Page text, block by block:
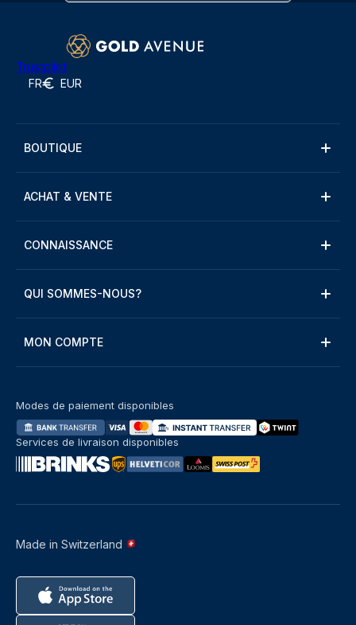
Trustpilot
FR EUR
BOUTIQUE
ACHAT & VENTE
CONNAISSANCE
QUI SOMMES-NOUS?
MON COMPTE
Made in Switzerland
Modes de paiement disponibles
Services de livraison disponibles